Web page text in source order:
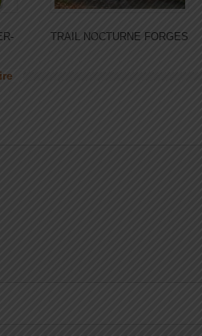
TRAIL NOCTURNE FORGES